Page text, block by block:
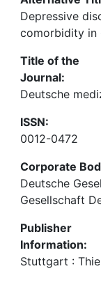
Depressive
comorbidity in
Title of the
Journal:
Deutsche
ISSN:
0012-0472
Corporate
Deutsche
Gesellschaft
Publisher
Information:
Stuttgart :